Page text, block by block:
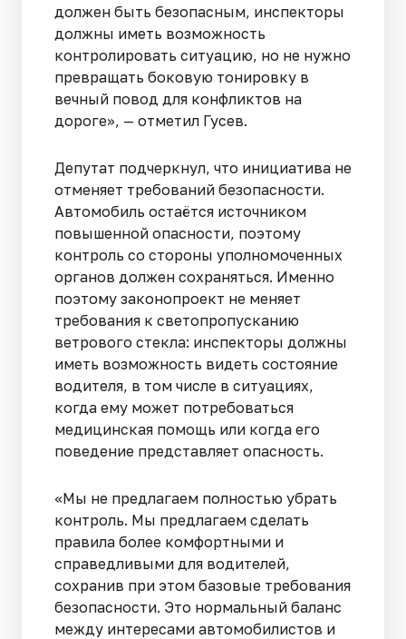
должен быть безопасным, инспекторы
должны иметь возможность
контролировать ситуацию, но не нужно
превращать боковую тонировку в
вечный повод для конфликтов на
дороге», — отметил Гусев.
Депутат подчеркнул, что инициатива не
отменяет требований безопасности.
Автомобиль остаётся источником
повышенной опасности, поэтому
контроль со стороны уполномоченных
органов должен сохраняться. Именно
поэтому законопроект не меняет
требования к светопропусканию
ветрового стекла: инспекторы должны
иметь возможность видеть состояние
водителя, в том числе в ситуациях,
когда ему может потребоваться
медицинская помощь или когда его
поведение представляет опасность.
«Мы не предлагаем полностью убрать
контроль. Мы предлагаем сделать
правила более комфортными и
справедливыми для водителей,
сохранив при этом базовые требования
безопасности. Это нормальный баланс
между интересами автомобилистов и